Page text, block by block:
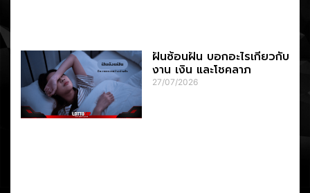
ฝันซ้อนฝัน บอกอะไรเกี่ยวกับ
งาน เงิน และโชคลาภ
27/07/2026